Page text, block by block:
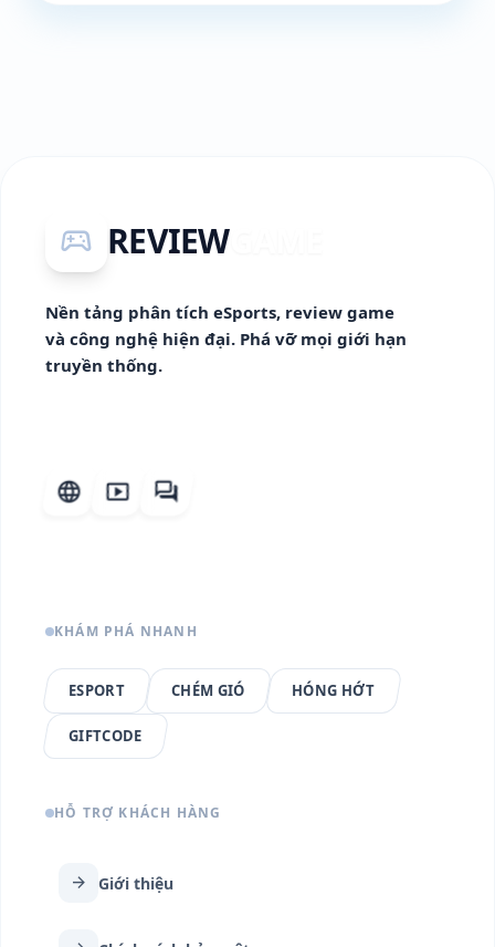
sports_esports REVIEWGAME
Nền tảng phân tích eSports, review game
và công nghệ hiện đại. Phá vỡ mọi giới hạn
truyền thống.
language smart_display forum
KHÁM PHÁ NHANH
ESPORT CHÉM GIÓ HÓNG HỚT
GIFTCODE
HỖ TRỢ KHÁCH HÀNG
arrow_forward Giới thiệu